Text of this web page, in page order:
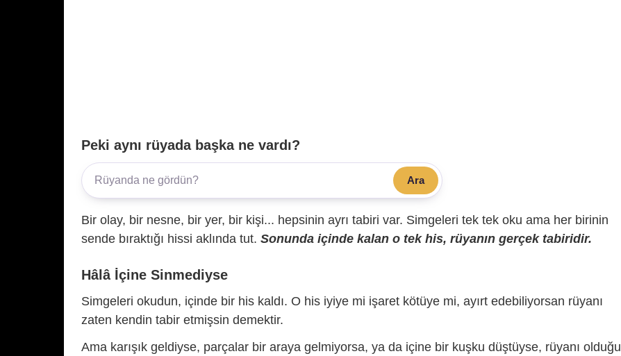
Peki aynı rüyada başka ne vardı?
Ara
Bir olay, bir nesne, bir yer, bir kişi... hepsinin ayrı tabiri var. Simgeleri tek tek oku ama her birinin
sende bıraktığı hissi aklında tut. Sonunda içinde kalan o tek his, rüyanın gerçek tabiridir.
Hâlâ İçine Sinmediyse
Simgeleri okudun, içinde bir his kaldı. O his iyiye mi işaret kötüye mi, ayırt edebiliyorsan rüyanı
zaten kendin tabir etmişsin demektir.
Ama karışık geldiyse, parçalar bir araya gelmiyorsa, ya da içine bir kuşku düştüyse, rüyanı olduğu